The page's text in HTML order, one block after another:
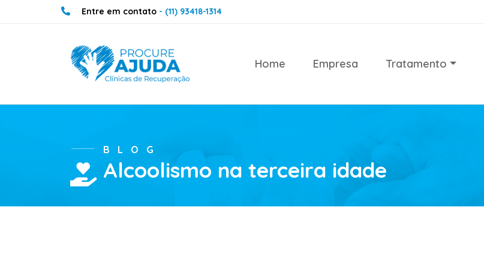
Entre em contato - (11) 93418-1314
Home Empresa Tratamento
BLOG
Alcoolismo na terceira idade